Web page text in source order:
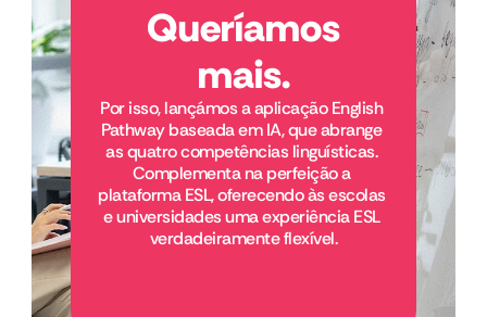
Queríamos
mais.
Por isso, lançámos a aplicação English
Pathway baseada em IA, que abrange
as quatro competências linguísticas.
Complementa na perfeição a
plataforma ESL, oferecendo às escolas
e universidades uma experiência ESL
verdadeiramente flexível.